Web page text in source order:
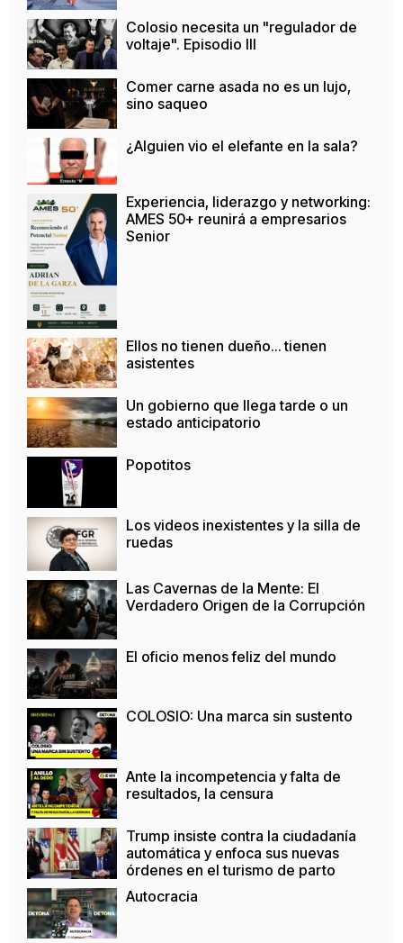
Colosio necesita un "regulador de
voltaje". Episodio III
Comer carne asada no es un lujo,
sino saqueo
¿Alguien vio el elefante en la sala?
Experiencia, liderazgo y networking:
AMES 50+ reunirá a empresarios
Senior
Ellos no tienen dueño… tienen
asistentes
Un gobierno que llega tarde o un
estado anticipatorio
Popotitos
Los videos inexistentes y la silla de
ruedas
Las Cavernas de la Mente: El
Verdadero Origen de la Corrupción
El oficio menos feliz del mundo
COLOSIO: Una marca sin sustento
Ante la incompetencia y falta de
resultados, la censura
Trump insiste contra la ciudadanía
automática y enfoca sus nuevas
órdenes en el turismo de parto
Autocracia